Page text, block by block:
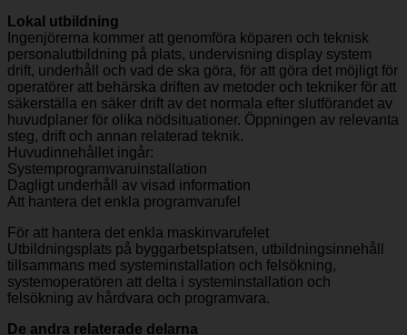
Lokal utbildning
Ingenjörerna kommer att genomföra köparen och teknisk
personalutbildning på plats, undervisning display system
drift, underhåll och vad de ska göra, för att göra det möjligt för
operatörer att behärska driften av metoder och tekniker för att
säkerställa en säker drift av det normala efter slutförandet av
huvudplaner för olika nödsituationer. Öppningen av relevanta
steg, drift och annan relaterad teknik.
Huvudinnehållet ingår:
Systemprogramvaruinstallation
Dagligt underhåll av visad information
Att hantera det enkla programvarufel
För att hantera det enkla maskinvarufelet
Utbildningsplats på byggarbetsplatsen, utbildningsinnehåll
tillsammans med systeminstallation och felsökning,
systemoperatören att delta i systeminstallation och
felsökning av hårdvara och programvara.
De andra relaterade delarna